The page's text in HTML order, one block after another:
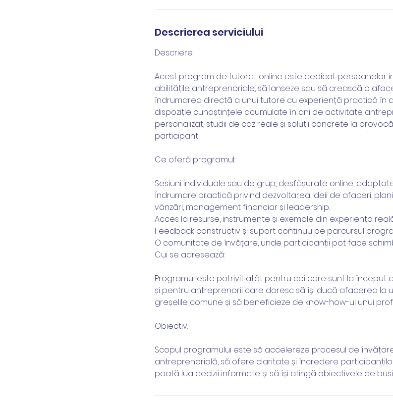
Descrierea serviciului
Descriere:
Acest program de tutorat online este dedicat persoanelor
abilitățile antreprenoriale, să lanseze sau să crească o
îndrumarea directă a unui tutore cu experiență practică în
dispoziție cunoștințele acumulate în ani de activitate
personalizat, studii de caz reale și soluții concrete la
participanți.
Ce oferă programul:
Sesiuni individuale sau de grup, desfășurate online,
Îndrumare practică privind dezvoltarea ideii de afaceri,
vânzări, management financiar și leadership.
Acces la resurse, instrumente și exemple din experiența
Feedback constructiv și suport continuu pe parcursul
O comunitate de învățare, unde participanții pot face
Cui se adresează:
Programul este potrivit atât pentru cei care sunt la început
și pentru antreprenorii care doresc să își ducă afacerea la
greșelile comune și să beneficieze de know-how-ul unui
Obiectiv:
Scopul programului este să accelereze procesul de
antreprenorială, să ofere claritate și încredere
poată lua decizii informate și să își atingă obiectivele de